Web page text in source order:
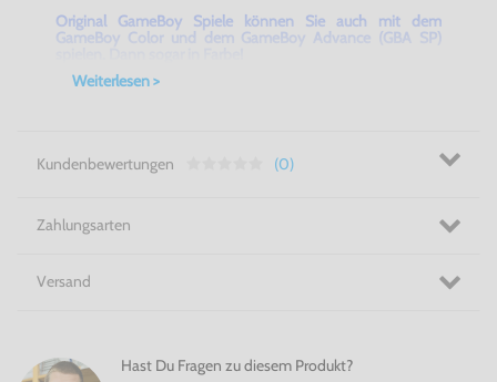
Original GameBoy Spiele können Sie auch mit dem
GameBoy Color und dem GameBoy Advance (GBA SP)
Weiterlesen >
Kundenbewertungen (0)
Zahlungsarten
Versand
Hast Du Fragen zu diesem Produkt?